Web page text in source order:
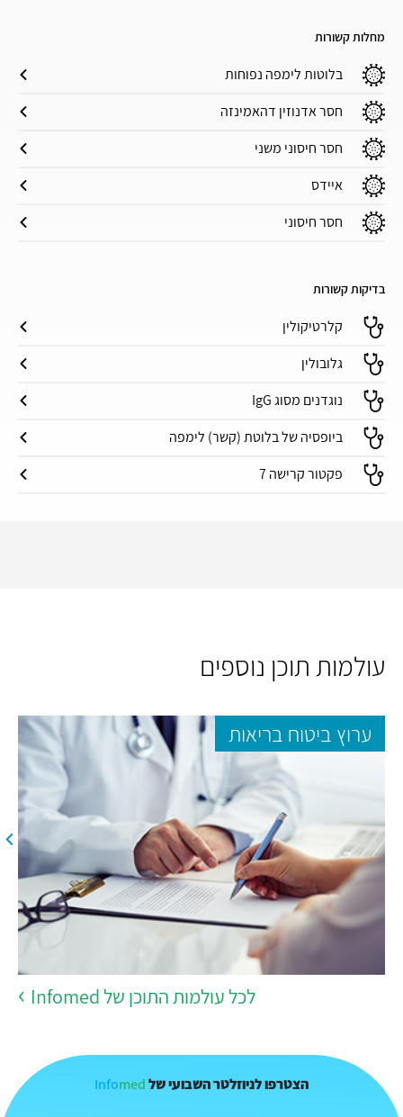
מחלות קשורות
בלוטות לימפה נפוחות
חסר אדנוזין דהאמינזה
חסר חיסוני משני
איידס
חסר חיסוני
בדיקות קשורות
קלרטיקולין
גלובולין
נוגדנים מסוג IgG
ביופסיה של בלוטת (קשר) לימפה
פקטור קרישה 7
עולמות תוכן נוספים
ערוץ ביטוח בריאות
לכל עולמות התוכן של Infomed
הצטרפו לניוזלטר השבועי של Infomed